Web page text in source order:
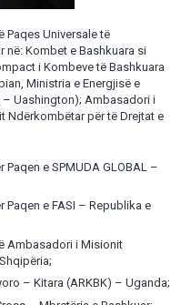
Paqes Universale të
në: Kombet e Bashkuara si
i Kombeve të Bashkuara
Ministria e Energjisë e
– Uashington); Ambasadori i
Ndërkombëtar për të Drejtat e
e SPMUDA GLOBAL –
e FASI – Republika e
Ambasadori i Misionit
– Kitara (ARKBK) – Uganda;